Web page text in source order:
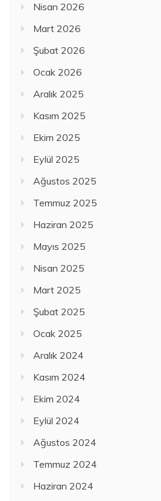
Nisan 2026
Mart 2026
Şubat 2026
Ocak 2026
Aralık 2025
Kasım 2025
Ekim 2025
Eylül 2025
Ağustos 2025
Temmuz 2025
Haziran 2025
Mayıs 2025
Nisan 2025
Mart 2025
Şubat 2025
Ocak 2025
Aralık 2024
Kasım 2024
Ekim 2024
Eylül 2024
Ağustos 2024
Temmuz 2024
Haziran 2024